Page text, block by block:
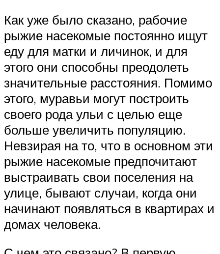
Как уже было сказано, рабочие
рыжие насекомые постоянно ищут
еду для матки и личинок, и для
этого они способны преодолеть
значительные расстояния. Помимо
этого, муравьи могут построить
своего рода ульи с целью еще
больше увеличить популяцию.
Невзирая на то, что в основном эти
рыжие насекомые предпочитают
выстраивать свои поселения на
улице, бывают случаи, когда они
начинают появляться в квартирах и
домах человека.